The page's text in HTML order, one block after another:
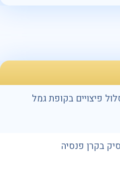
פיצויים בקופת גמל
בקרן פנסיה